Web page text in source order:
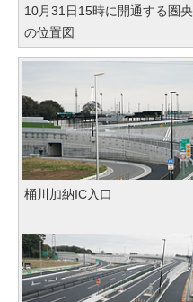
10月31日15時に開通する圏
の位置図
桶川加納IC入口